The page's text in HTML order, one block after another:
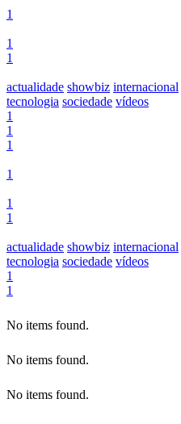
1
1
1
actualidade showbiz internacional
tecnologia sociedade vídeos
1
1
1
1
1
1
actualidade showbiz internacional
tecnologia sociedade vídeos
1
1
No items found.
No items found.
No items found.